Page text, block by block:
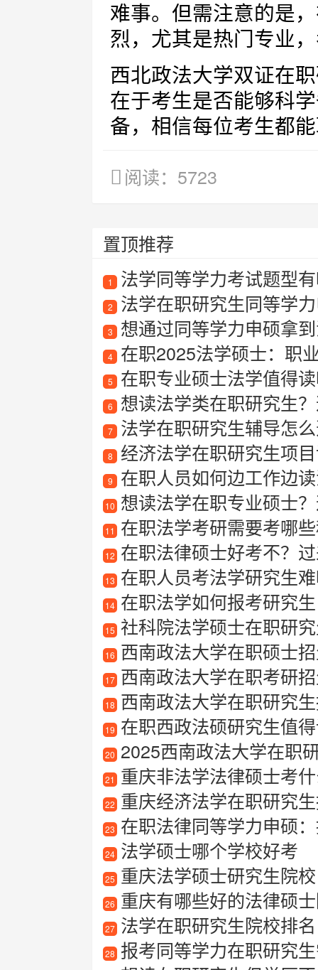
难事。但需注意的是
烈，尤其是热门专业
西北政法大学双证在
在于考生是否能够科
备，相信每位考生都
阅读：5723
置顶推荐
1 法学同等学力考试题型有哪
2 法学在职研究生同等学
3 想通过同等学力申硕拿到法学
4 在职2025法学硕士：职
5 在职专业硕士法学值得读
6 想读法学类在职研究生？
7 法学在职研究生辅导怎
8 经济法学在职研究生项
9 在职人员如何边工作边
10 想读法学在职专业硕士？
11 在职法学考研需要考哪
12 在职法律硕士好考不？
13 在职人员考法学研究生难
14 在职法学如何报考研究生
15 社科院法学硕士在职研
16 西南政法大学在职硕士招生
17 西南政法大学在职考研招生信
18 西南政法大学在职研究
19 在职西政法硕研究生值
20 2025西南政法大学在职
21 重庆非法学法律硕士考
22 重庆经济法学在职研究生
23 在职法律同等学力申硕
24 法学硕士哪个学校好考
25 重庆法学硕士研究生院校
26 重庆有哪些好的法律硕
27 法学在职研究生院校排名
28 报考同等学力在职研究生需要满